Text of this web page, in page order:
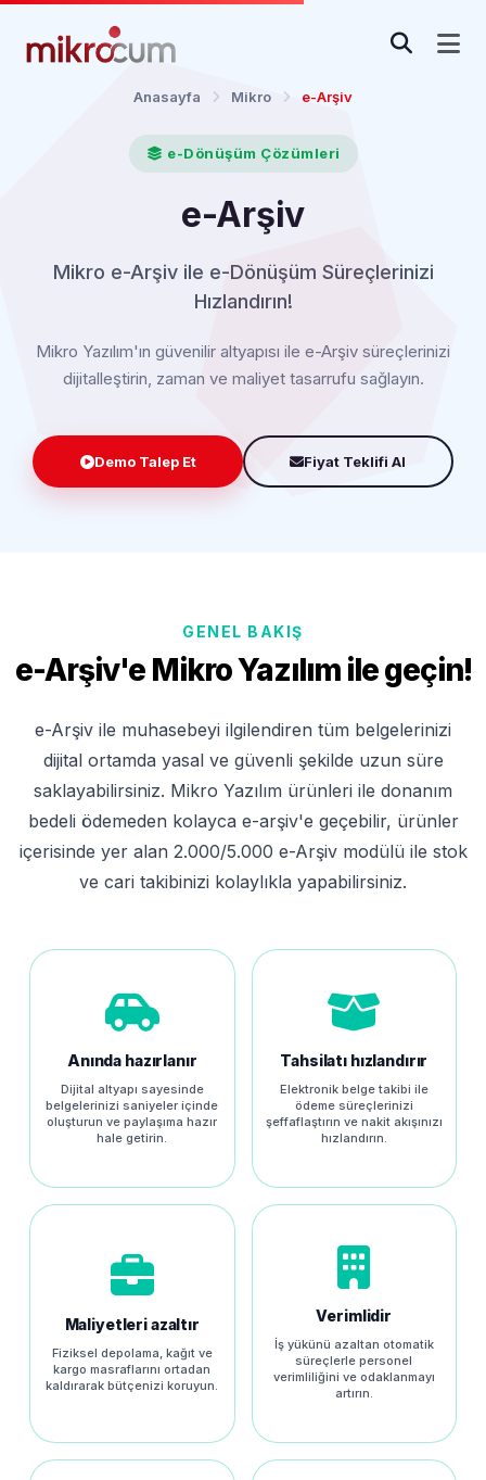
Anasayfa Mikro e-Arşiv
e-Dönüşüm Çözümleri
e-Arşiv
Mikro e-Arşiv ile e-Dönüşüm Süreçlerinizi
Hızlandırın!
Mikro Yazılım'ın güvenilir altyapısı ile e-Arşiv süreçlerinizi
dijitalleştirin, zaman ve maliyet tasarrufu sağlayın.
Demo Talep Et Fiyat Teklifi Al
GENEL BAKIŞ
e-Arşiv'e Mikro Yazılım ile geçin!
e-Arşiv ile muhasebeyi ilgilendiren tüm belgelerinizi
dijital ortamda yasal ve güvenli şekilde uzun süre
saklayabilirsiniz. Mikro Yazılım ürünleri ile donanım
bedeli ödemeden kolayca e-arşiv'e geçebilir, ürünler
içerisinde yer alan 2.000/5.000 e-Arşiv modülü ile stok
ve cari takibinizi kolaylıkla yapabilirsiniz.
Anında hazırlanır
Dijital altyapı sayesinde
belgelerinizi saniyeler içinde
oluşturun ve paylaşıma hazır
hale getirin.
Tahsilatı hızlandırır
Elektronik belge takibi ile
ödeme süreçlerinizi
şeffaflaştırın ve nakit akışınızı
hızlandırın.
Maliyetleri azaltır
Fiziksel depolama, kağıt ve
kargo masraflarını ortadan
kaldırarak bütçenizi koruyun.
Verimlidir
İş yükünü azaltan otomatik
süreçlerle personel
verimliliğini ve odaklanmayı
artırın.